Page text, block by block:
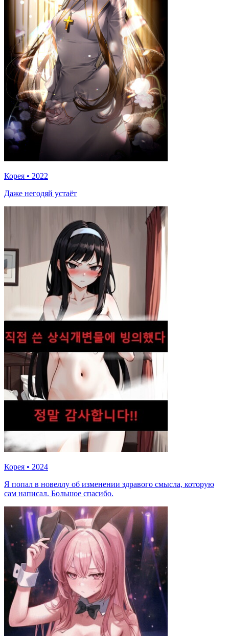
Корея • 2022
Даже негодяй устаёт
Корея • 2024
Я попал в новеллу об изменении здравого смысла, которую
сам написал. Большое спасибо.